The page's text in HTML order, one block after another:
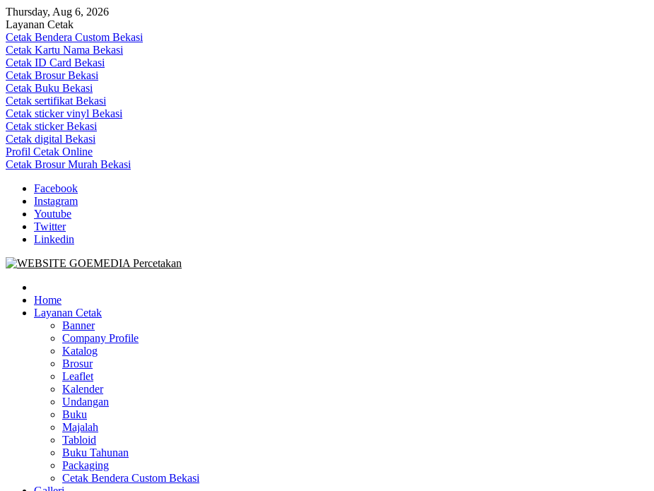
Skip
to
content
Thursday, Aug 6, 2026
Layanan Cetak
Cetak Bendera Custom Bekasi
Cetak Kartu Nama Bekasi
Cetak ID Card Bekasi
Cetak Brosur Bekasi
Cetak Buku Bekasi
Cetak sertifikat Bekasi
Cetak sticker vinyl Bekasi
Cetak sticker Bekasi
Cetak digital Bekasi
Profil Cetak Online
Cetak Brosur Murah Bekasi
Facebook
Instagram
Youtube
Twitter
Linkedin
Goe Media Percetakan | 0822-4439-5599 (Call/WA)
0822-4439-5599 (Call/WA) Percetakan jasa cetak banner buku yasin invoice kartu nama label map nota spanduk stiker undangan pernikahan
Home
Layanan Cetak
Banner
Company Profile
Katalog
Brosur
Leaflet
Kalender
Undangan
Buku
Majalah
Tabloid
Buku Tahunan
Packaging
Cetak Bendera Custom Bekasi